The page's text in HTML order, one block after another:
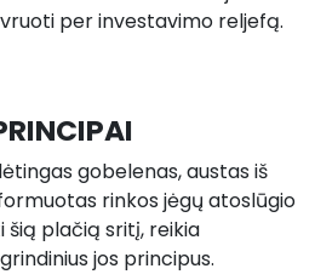
per investavimo reljefą.
gobelenas, austas iš
rinkos jėgų atoslūgio
šią plačią sritį, reikia
jos principus.